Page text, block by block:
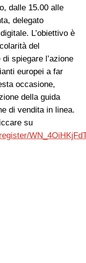
dalle 15.00 alle
delegato
L’obiettivo è
del
spiegare l’azione
europei a far
occasione,
della guida
di vendita in linea.
su